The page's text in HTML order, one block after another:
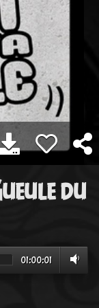
du
01:00:01